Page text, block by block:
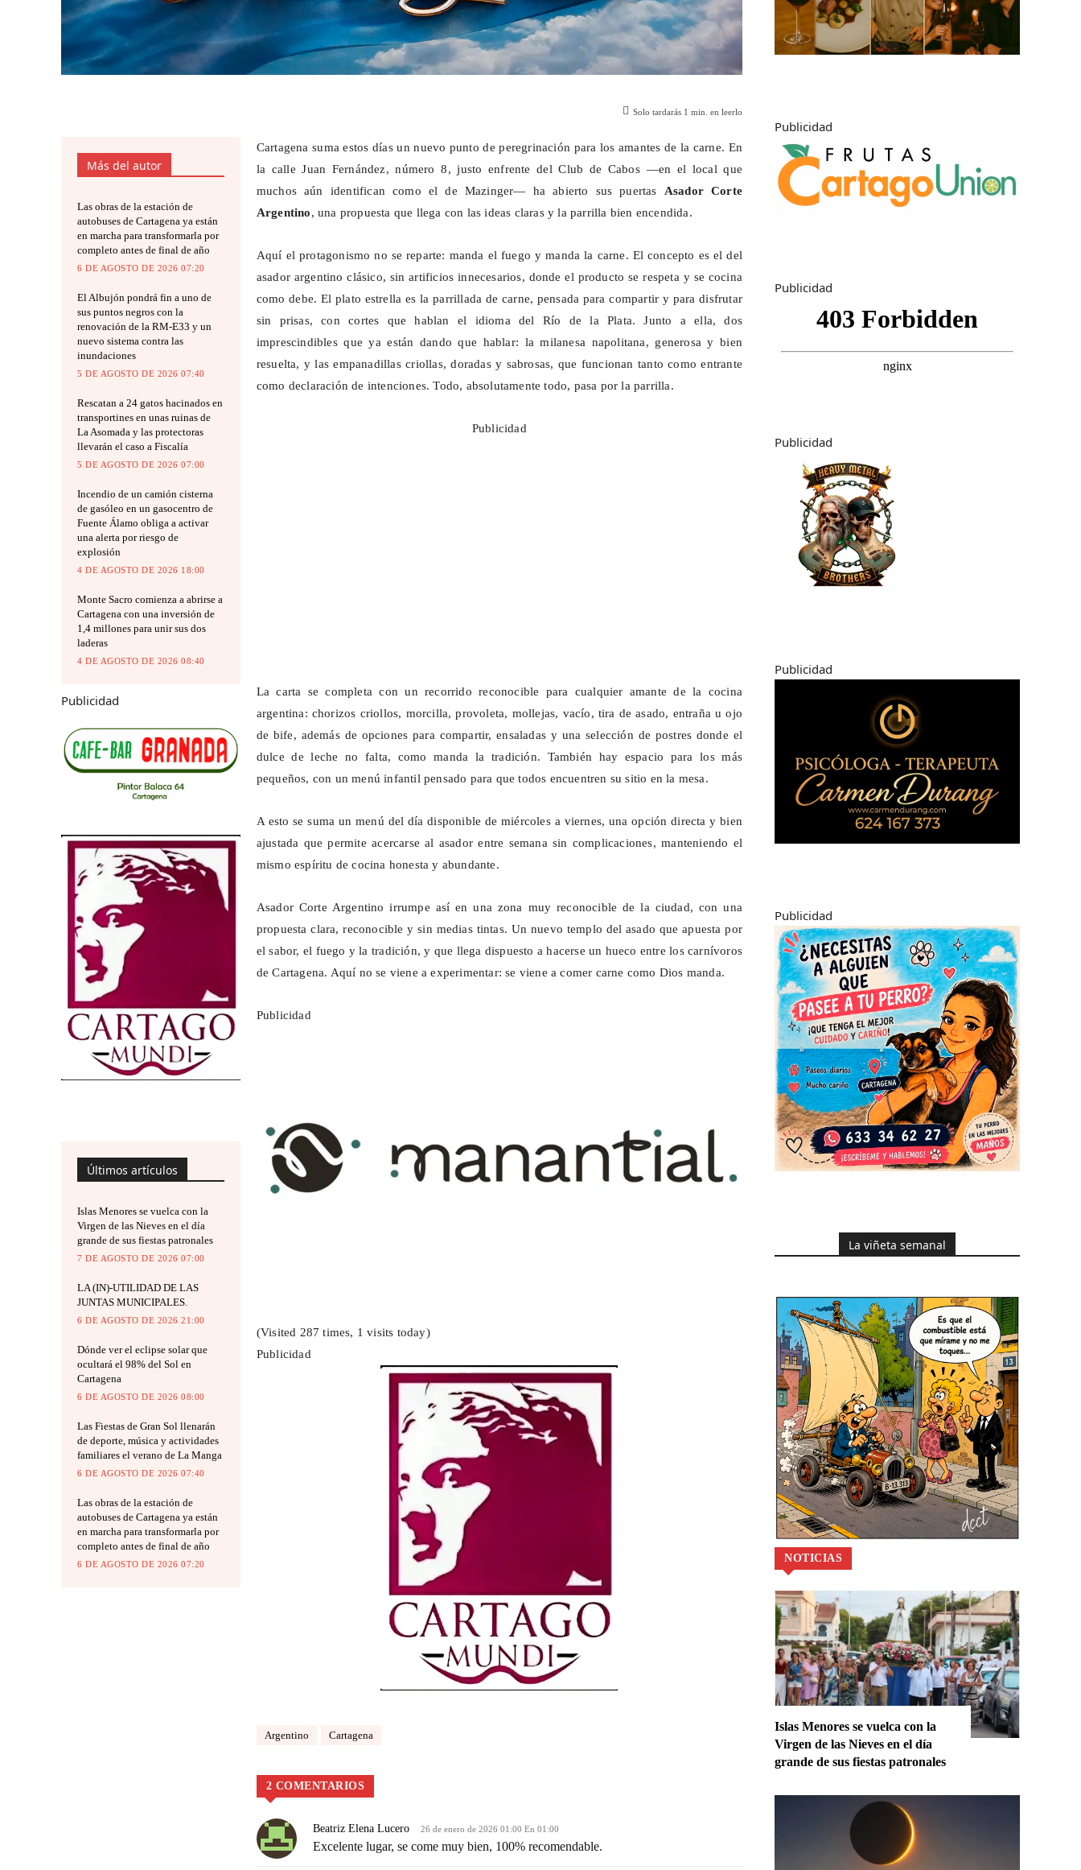
Solo tardarás 1 min. en leerlo
Más del autor
Las obras de la estación de
autobuses de Cartagena ya están
en marcha para transformarla por
completo antes de final de año
6 DE AGOSTO DE 2026 07:20
El Albujón pondrá fin a uno de
sus puntos negros con la
renovación de la RM-E33 y un
nuevo sistema contra las
inundaciones
5 DE AGOSTO DE 2026 07:40
Rescatan a 24 gatos hacinados en
transportines en unas ruinas de
La Asomada y las protectoras
llevarán el caso a Fiscalía
5 DE AGOSTO DE 2026 07:00
Incendio de un camión cisterna
de gasóleo en un gasocentro de
Fuente Álamo obliga a activar
una alerta por riesgo de
explosión
4 DE AGOSTO DE 2026 18:00
Monte Sacro comienza a abrirse a
Cartagena con una inversión de
1,4 millones para unir sus dos
laderas
4 DE AGOSTO DE 2026 08:40
Publicidad
Últimos artículos
Islas Menores se vuelca con la
Virgen de las Nieves en el día
grande de sus fiestas patronales
7 DE AGOSTO DE 2026 07:00
LA (IN)-UTILIDAD DE LAS
JUNTAS MUNICIPALES.
6 DE AGOSTO DE 2026 21:00
Dónde ver el eclipse solar que
ocultará el 98% del Sol en
Cartagena
6 DE AGOSTO DE 2026 08:00
Las Fiestas de Gran Sol llenarán
de deporte, música y actividades
familiares el verano de La Manga
6 DE AGOSTO DE 2026 07:40
Las obras de la estación de
autobuses de Cartagena ya están
en marcha para transformarla por
completo antes de final de año
6 DE AGOSTO DE 2026 07:20
Cartagena suma estos días un nuevo punto de peregrinación para los amantes de la carne. En
la calle Juan Fernández, número 8, justo enfrente del Club de Cabos —en el local que
muchos aún identifican como el de Mazinger— ha abierto sus puertas Asador Corte
Argentino, una propuesta que llega con las ideas claras y la parrilla bien encendida.
Aquí el protagonismo no se reparte: manda el fuego y manda la carne. El concepto es el del
asador argentino clásico, sin artificios innecesarios, donde el producto se respeta y se cocina
como debe. El plato estrella es la parrillada de carne, pensada para compartir y para disfrutar
sin prisas, con cortes que hablan el idioma del Río de la Plata. Junto a ella, dos
imprescindibles que ya están dando que hablar: la milanesa napolitana, generosa y bien
resuelta, y las empanadillas criollas, doradas y sabrosas, que funcionan tanto como entrante
como declaración de intenciones. Todo, absolutamente todo, pasa por la parrilla.
Publicidad
La carta se completa con un recorrido reconocible para cualquier amante de la cocina
argentina: chorizos criollos, morcilla,provoleta, mollejas, vacío, tira de asado, entraña u ojo
de bife, además de opciones para compartir, ensaladas y una selección de postres donde el
dulce de leche no falta, como manda la tradición. También hay espacio para los más
pequeños, con un menú infantil pensado para que todos encuentren su sitio en la mesa.
A esto se suma un menú del día disponible de miércoles a viernes, una opción directa y bien
ajustada que permite acercarse al asador entre semana sin complicaciones, manteniendo el
mismo espíritu de cocina honesta y abundante.
Asador Corte Argentino irrumpe así en una zona muy reconocible de la ciudad, con una
propuesta clara, reconocible y sin medias tintas. Un nuevo templo del asado que apuesta por
el sabor, el fuego y la tradición, y que llega dispuesto a hacerse un hueco entre los carnívoros
de Cartagena. Aquí no se viene a experimentar: se viene a comer carne como Dios manda.
Publicidad
(Visited 287 times, 1 visits today)
Publicidad
Argentino Cartagena
2 COMENTARIOS
Beatriz Elena Lucero 26 de enero de 2026 01:00 En 01:00
Excelente lugar, se come muy bien, 100% recomendable.
Publicidad
Publicidad
Publicidad
Publicidad
Publicidad
La viñeta semanal
NOTICIAS
Islas Menores se vuelca con la
Virgen de las Nieves en el día
grande de sus fiestas patronales